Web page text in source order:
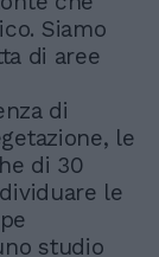
Siamo
di aree
di
le
di 30
le
studio